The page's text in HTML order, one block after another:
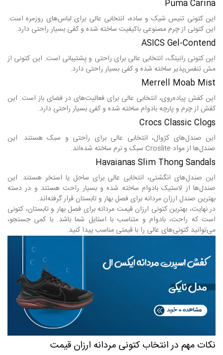
Puma Carina
این کتونی تنیس شیک و ساده، انتخابی عالی برای لباس‌های روزمره است.
این کتونی از چرم مصنوعی باکیفیت ساخته شده و کفی بسیار راحتی دارد.
ASICS Gel-Contend
این کتونی رانینگ، انتخابی عالی برای راحتی و پشتیبانی است. این کتونی از
مش تنفس‌پذیر ساخته شده و کفی بسیار راحتی دارد.
Merrell Moab Mist
این کفش پیاده‌روی، انتخابی عالی برای فعالیت‌های در فضای باز است. این
کفش از چرم و پارچه بادوام ساخته شده و کفی بسیار راحتی دارد.
Crocs Classic Clogs
این صندل‌های کژوال، انتخابی عالی برای راحتی و سبک هستند. این
صندل‌ها از مواد Croslite سبک و نرم ساخته شده‌اند.
Havaianas Slim Thong Sandals
این صندل‌های انگشتی، انتخابی عالی برای ساحل یا استخر هستند. این
صندل‌ها از لاستیک بادوام ساخته شده و بسیار راحت هستند و در دسته
بهترین صندل ارزان مردانه برای فصل بهار و تابستان قرار گرفته‌اند.
در نهایت، بهترین کتونی ارزان قیمت مردانه برای فصل بهار و تابستان، کتونی
است که راحت، بادوام و متناسب با استایل شما باشد. با کمی جستجو،
می‌توانید کتونی‌های عالی را با قیمتی مناسب پیدا کنید.
نکات مهم در انتخاب کتونی مردانه ارزان قیمت